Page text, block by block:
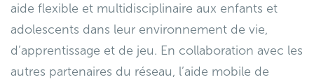
aide flexible et multidisciplinaire aux enfants et
adolescents dans leur environnement de vie,
d’apprentissage et de jeu. En collaboration avec les
autres partenaires du réseau, l’aide mobile de